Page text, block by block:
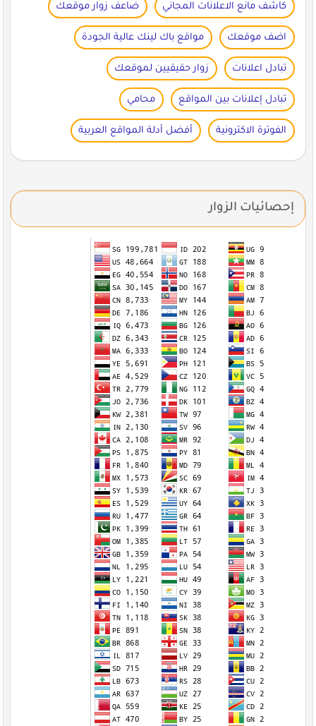
كاشف مانع الاعلانات المجاني ضاعف زوار موقعك
اضف موقعك مواقع باك لينك عالية الجودة
تبادل اعلانات زوار حقيقيين لموقعك
تبادل إعلانات بين المواقع محامي
الفوترة الاكترونية أفضل أدلة المواقع العربية
إحصائيات الزوار